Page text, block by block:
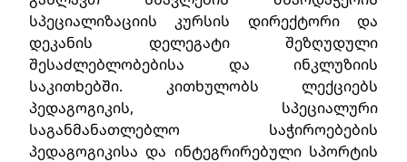
სპეციალიზაციის კურსის დირექტორი და
დეკანის დელეგატი შეზღუდული
შესაძლებლობებისა და ინკლუზიის
საკითხებში. კითხულობს ლექციებს
პედაგოგიკის, სპეციალური
საგანმანათლებლო საჭიროებების
პედაგოგიკისა და ინტეგრირებული სპორტის